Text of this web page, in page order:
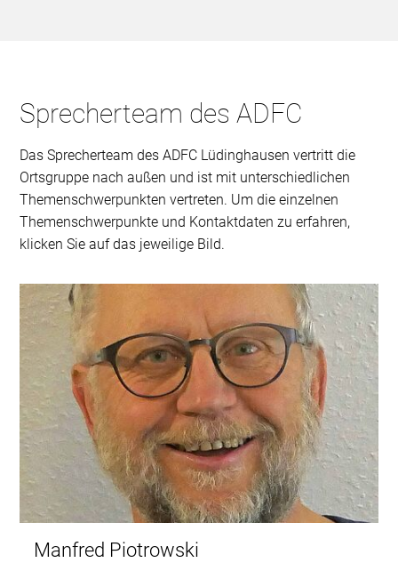
Sprecherteam des ADFC
Das Sprecherteam des ADFC Lüdinghausen vertritt die
Ortsgruppe nach außen und ist mit unterschiedlichen
Themenschwerpunkten vertreten. Um die einzelnen
Themenschwerpunkte und Kontaktdaten zu erfahren,
klicken Sie auf das jeweilige Bild.
Manfred Piotrowski